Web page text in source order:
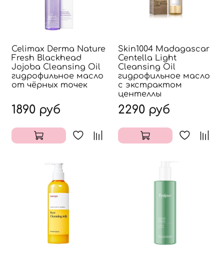
Celimax Derma Nature
Fresh Blackhead
Jojoba Cleansing Oil
гидрофильное масло
от чёрных точек
1890 руб
Skin1004 Madagascar
Centella Light
Cleansing Oil
гидрофильное масло
с экстрактом
центеллы
2290 руб